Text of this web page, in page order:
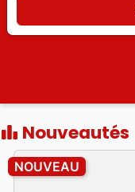
leaderboard Nouveautés
NOUVEAU